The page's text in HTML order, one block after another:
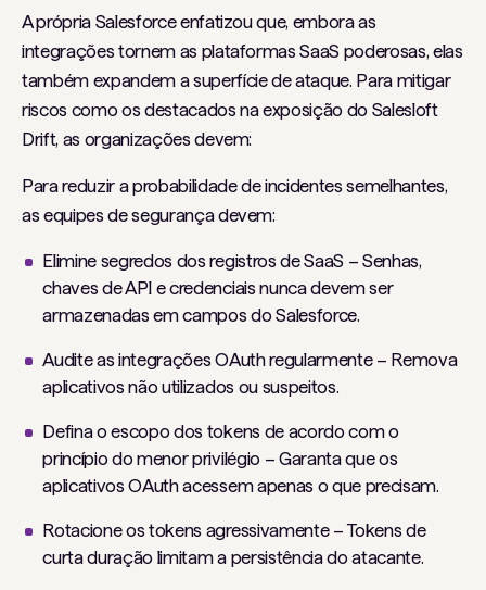
A própria Salesforce enfatizou que, embora as
integrações tornem as plataformas SaaS poderosas, elas
também expandem a superfície de ataque. Para mitigar
riscos como os destacados na exposição do Salesloft
Drift, as organizações devem:
Para reduzir a probabilidade de incidentes semelhantes,
as equipes de segurança devem:
Elimine segredos dos registros de SaaS – Senhas,
chaves de API e credenciais nunca devem ser
armazenadas em campos do Salesforce.
Audite as integrações OAuth regularmente – Remova
aplicativos não utilizados ou suspeitos.
Defina o escopo dos tokens de acordo com o
princípio do menor privilégio – Garanta que os
aplicativos OAuth acessem apenas o que precisam.
Rotacione os tokens agressivamente – Tokens de
curta duração limitam a persistência do atacante.